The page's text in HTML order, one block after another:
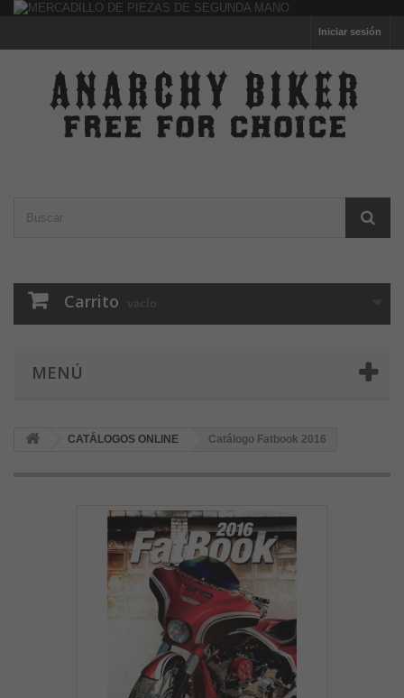
Iniciar sesión
Carrito vacío
MENÚ
CATÁLOGOS ONLINE Catálogo Fatbook 2016